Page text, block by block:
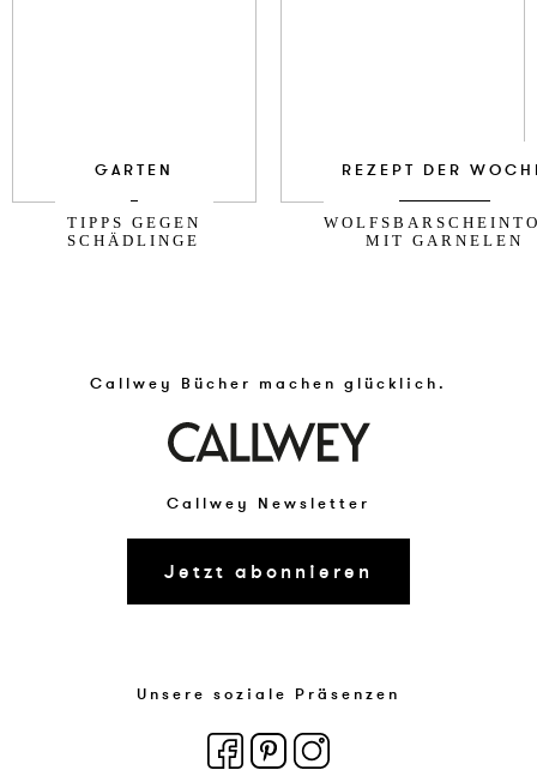
GARTEN
TIPPS GEGEN
SCHÄDLINGE
REZEPT DER
MIT GARNELEN
Callwey Bücher machen glücklich.
Callwey Newsletter
Jetzt abonnieren
Unsere soziale Präsenzen